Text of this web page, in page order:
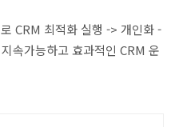
CRM 최적화 실행 -> 개인화 -
속가능하고 효과적인 CRM 운